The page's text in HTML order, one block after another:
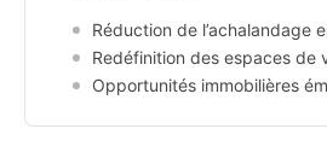
Réduction de l’achalandage
Redéfinition des espaces de
Opportunités immobilières